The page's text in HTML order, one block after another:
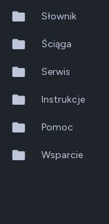
Nowe zasoby
Ostatnia aktywność
Słownik
Ściąga
Serwis
Instrukcje
QTS 5.2.x
QuTS hero h6.0.x
Pomoc
Wsparcie